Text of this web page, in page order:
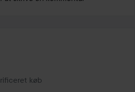
oprettet 2 måneder
køb